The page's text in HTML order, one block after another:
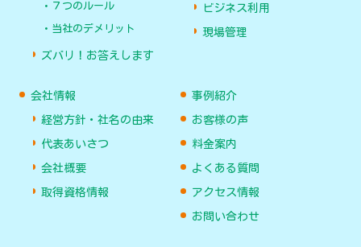
７つのルール
当社のデメリット
ズバリ！お答えします
ビジネス利用
現場管理
会社情報
経営方針・社名の由来
代表あいさつ
会社概要
取得資格情報
事例紹介
お客様の声
料金案内
よくある質問
アクセス情報
お問い合わせ